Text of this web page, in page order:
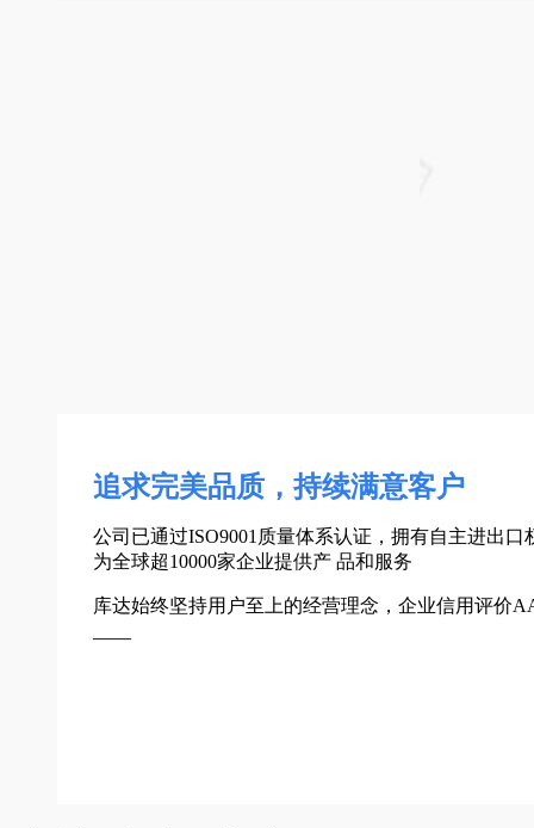
追求完美品质，持续满意客户
公司已通过ISO9001质量体系认证，拥有自主进出口
为全球超10000家企业提供产 品和服务
库达始终坚持用户至上的经营理念，企业信用评价
——